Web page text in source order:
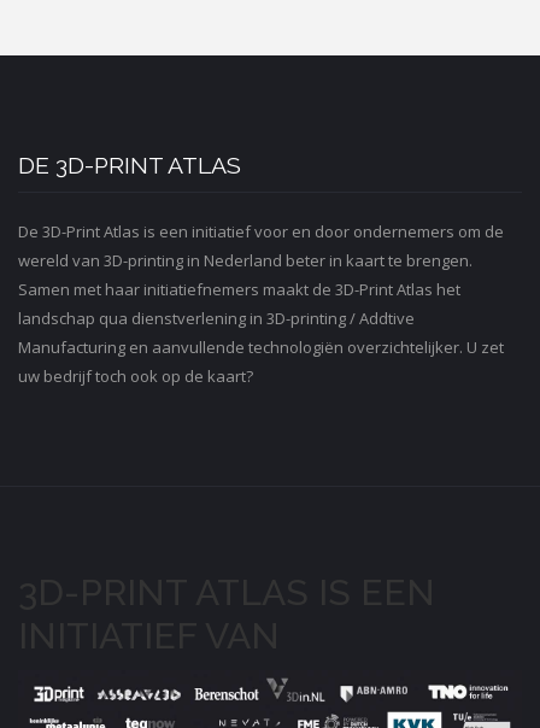
DE 3D-PRINT ATLAS
De 3D-Print Atlas is een initiatief voor en door ondernemers om de
wereld van 3D-printing in Nederland beter in kaart te brengen.
Samen met haar initiatiefnemers maakt de 3D-Print Atlas het
landschap qua dienstverlening in 3D-printing / Addtive
Manufacturing en aanvullende technologiën overzichtelijker. U zet
uw bedrijf toch ook op de kaart?